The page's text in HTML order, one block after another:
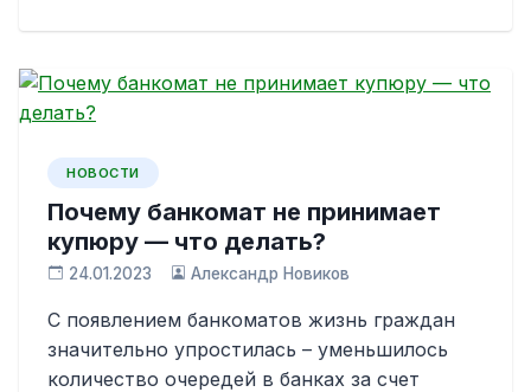
НОВОСТИ
Почему банкомат не принимает
купюру — что делать?
24.01.2023 Александр Новиков
С появлением банкоматов жизнь граждан
значительно упростилась – уменьшилось
количество очередей в банках за счет